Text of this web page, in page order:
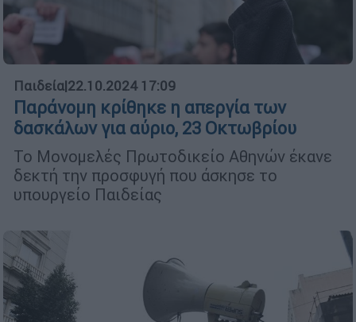
Παιδεία|22.10.2024 17:09
Παράνομη κρίθηκε η απεργία των
δασκάλων για αύριο, 23 Οκτωβρίου
Το Μονομελές Πρωτοδικείο Αθηνών έκανε
δεκτή την προσφυγή που άσκησε το
υπουργείο Παιδείας